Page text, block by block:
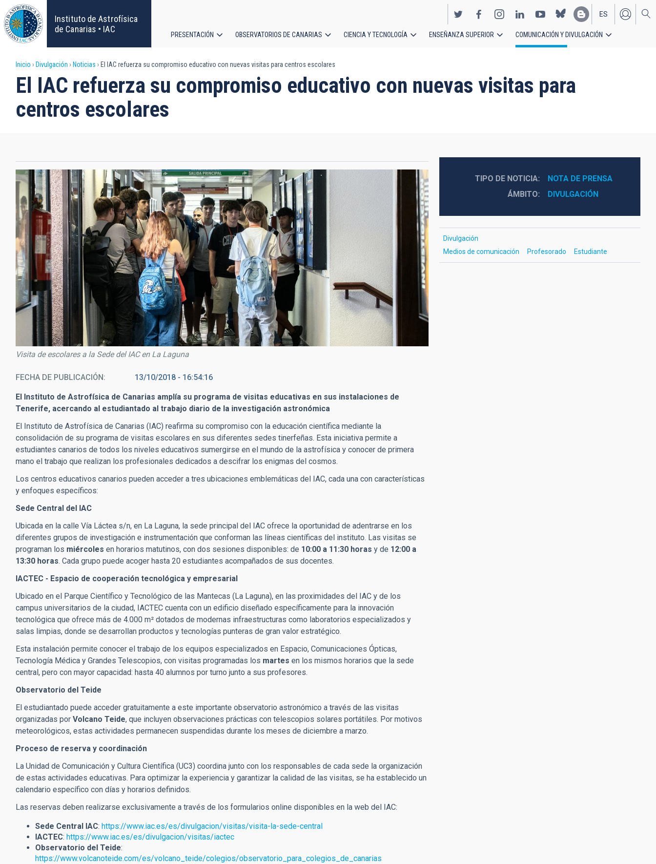
Pasar
al
contenido
principal
Instituto de Astrofísica
de Canarias • IAC
EN
ES
principal
PRESENTACIÓN OBSERVATORIOS DE CANARIAS CIENCIA Y TECNOLOGÍA ENSEÑANZA SUPERIOR COMUNICACIÓN Y DIVULGACIÓN
Sobrescribir
enlaces
de
a
la
navegación
Inicio Divulgación Noticias El IAC refuerza su compromiso educativo con nuevas visitas para centros escolares
El IAC refuerza su compromiso educativo con nuevas visitas para
centros escolares
Visita de escolares a la Sede del IAC en La Laguna
FECHA DE PUBLICACIÓN 13/10/2018 - 16:54:16
El Instituto de Astrofísica de Canarias amplía su programa de visitas educativas en sus instalaciones de
Tenerife, acercando al estudiantado al trabajo diario de la investigación astronómica
El Instituto de Astrofísica de Canarias (IAC) reafirma su compromiso con la educación científica mediante la
consolidación de su programa de visitas escolares en sus diferentes sedes tinerfeñas. Esta iniciativa permite a
estudiantes canarios de todos los niveles educativos sumergirse en el mundo de la astrofísica y conocer de primera
mano el trabajo que realizan los profesionales dedicados a descifrar los enigmas del cosmos.
Los centros educativos canarios pueden acceder a tres ubicaciones emblemáticas del IAC, cada una con características
y enfoques específicos:
Sede Central del IAC
Ubicada en la calle Vía Láctea s/n, en La Laguna, la sede principal del IAC ofrece la oportunidad de adentrarse en los
diferentes grupos de investigación e instrumentación que conforman las líneas científicas del instituto. Las visitas se
programan los miércoles en horarios matutinos, con dos sesiones disponibles: de 10:00 a 11:30 horas y de 12:00 a
13:30 horas. Cada grupo puede acoger hasta 20 estudiantes acompañados de sus docentes.
IACTEC - Espacio de cooperación tecnológica y empresarial
Ubicado en el Parque Científico y Tecnológico de las Mantecas (La Laguna), en las proximidades del IAC y de los
campus universitarios de la ciudad, IACTEC cuenta con un edificio diseñado específicamente para la innovación
tecnológica que ofrece más de 4.000 m² dotados de modernas infraestructuras como laboratorios especializados y
salas limpias, donde se desarrollan productos y tecnologías punteras de gran valor estratégico.
Esta instalación permite conocer el trabajo de los equipos especializados en Espacio, Comunicaciones Ópticas,
Tecnología Médica y Grandes Telescopios, con visitas programadas los martes en los mismos horarios que la sede
central, pero con mayor capacidad: hasta 40 alumnos por turno junto a sus profesores.
Observatorio del Teide
El estudiantado puede acceder gratuitamente a este importante observatorio astronómico a través de las visitas
organizadas por Volcano Teide, que incluyen observaciones prácticas con telescopios solares portátiles. Por motivos
meteorológicos, estas actividades permanecen suspendidas durante los meses de diciembre a marzo.
Proceso de reserva y coordinación
La Unidad de Comunicación y Cultura Científica (UC3) coordina junto con los responsables de cada sede la organización
de estas actividades educativas. Para optimizar la experiencia y garantizar la calidad de las visitas, se ha establecido un
calendario específico con días y horarios definidos.
Las reservas deben realizarse exclusivamente a través de los formularios online disponibles en la web del IAC:
Sede Central IAC: https://www.iac.es/es/divulgacion/visitas/visita-la-sede-central
IACTEC: https://www.iac.es/es/divulgacion/visitas/iactec
Observatorio del Teide:
https://www.volcanoteide.com/es/volcano_teide/colegios/observatorio_para_colegios_de_canarias
TIPO DE NOTICIA
NOTA DE PRENSA
ÁMBITO
DIVULGACIÓN
Divulgación
Medios de comunicación
Profesorado Estudiante